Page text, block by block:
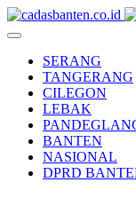
SERANG
TANGERANG
CILEGON
LEBAK
BANTEN
NASIONAL
DPRD